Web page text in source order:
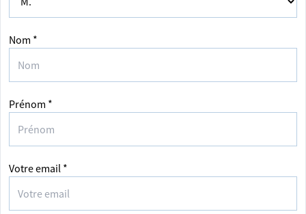
Nom *
Prénom *
Votre email *